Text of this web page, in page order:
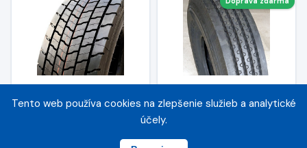
CEAT 315/70 R22,5
(152/148)L (M) 18PR
WINDPOWER 315/70 R
156/150L(154/150M) TL
Tento web používa cookies na zlepšenie služieb a analytické
účely.